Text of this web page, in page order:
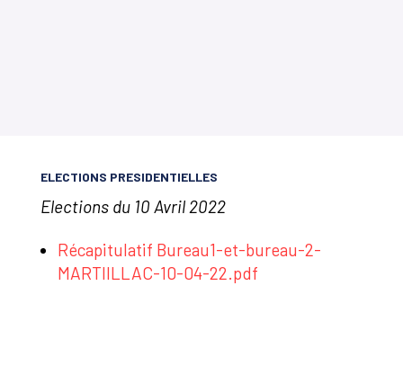
ELECTIONS PRESIDENTIELLES
Elections du 10 Avril 2022
Récapitulatif Bureau1-et-bureau-2-
MARTIILLAC-10-04-22.pdf